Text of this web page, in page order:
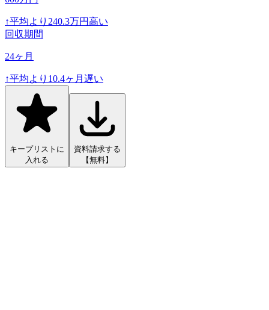
↑平均より 240.3万円高い
回収期間
24ヶ月
↑平均より 10.4ヶ月遅い
キープリストに
入れる
資料請求する
【無料】